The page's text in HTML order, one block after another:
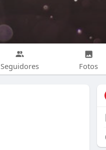
Seguidores Fotos